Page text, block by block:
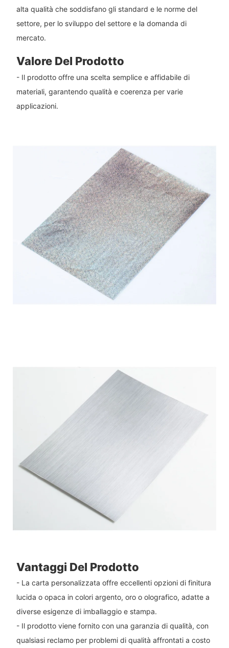
alta qualità che soddisfano gli standard e le norme del
settore, per lo sviluppo del settore e la domanda di
mercato.
Valore Del Prodotto
- Il prodotto offre una scelta semplice e affidabile di
materiali, garantendo qualità e coerenza per varie
applicazioni.
Vantaggi Del Prodotto
- La carta personalizzata offre eccellenti opzioni di finitura
lucida o opaca in colori argento, oro o olografico, adatte a
diverse esigenze di imballaggio e stampa.
- Il prodotto viene fornito con una garanzia di qualità, con
qualsiasi reclamo per problemi di qualità affrontati a costo